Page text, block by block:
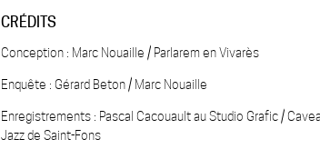
CRÉDITS
Conception : Marc Nouaille / Parlarem en Vivarès
Enquête : Gérard Beton / Marc Nouaille
Enregistrements : Pascal Cacouault au Studio Grafic /
Jazz de Saint-Fons